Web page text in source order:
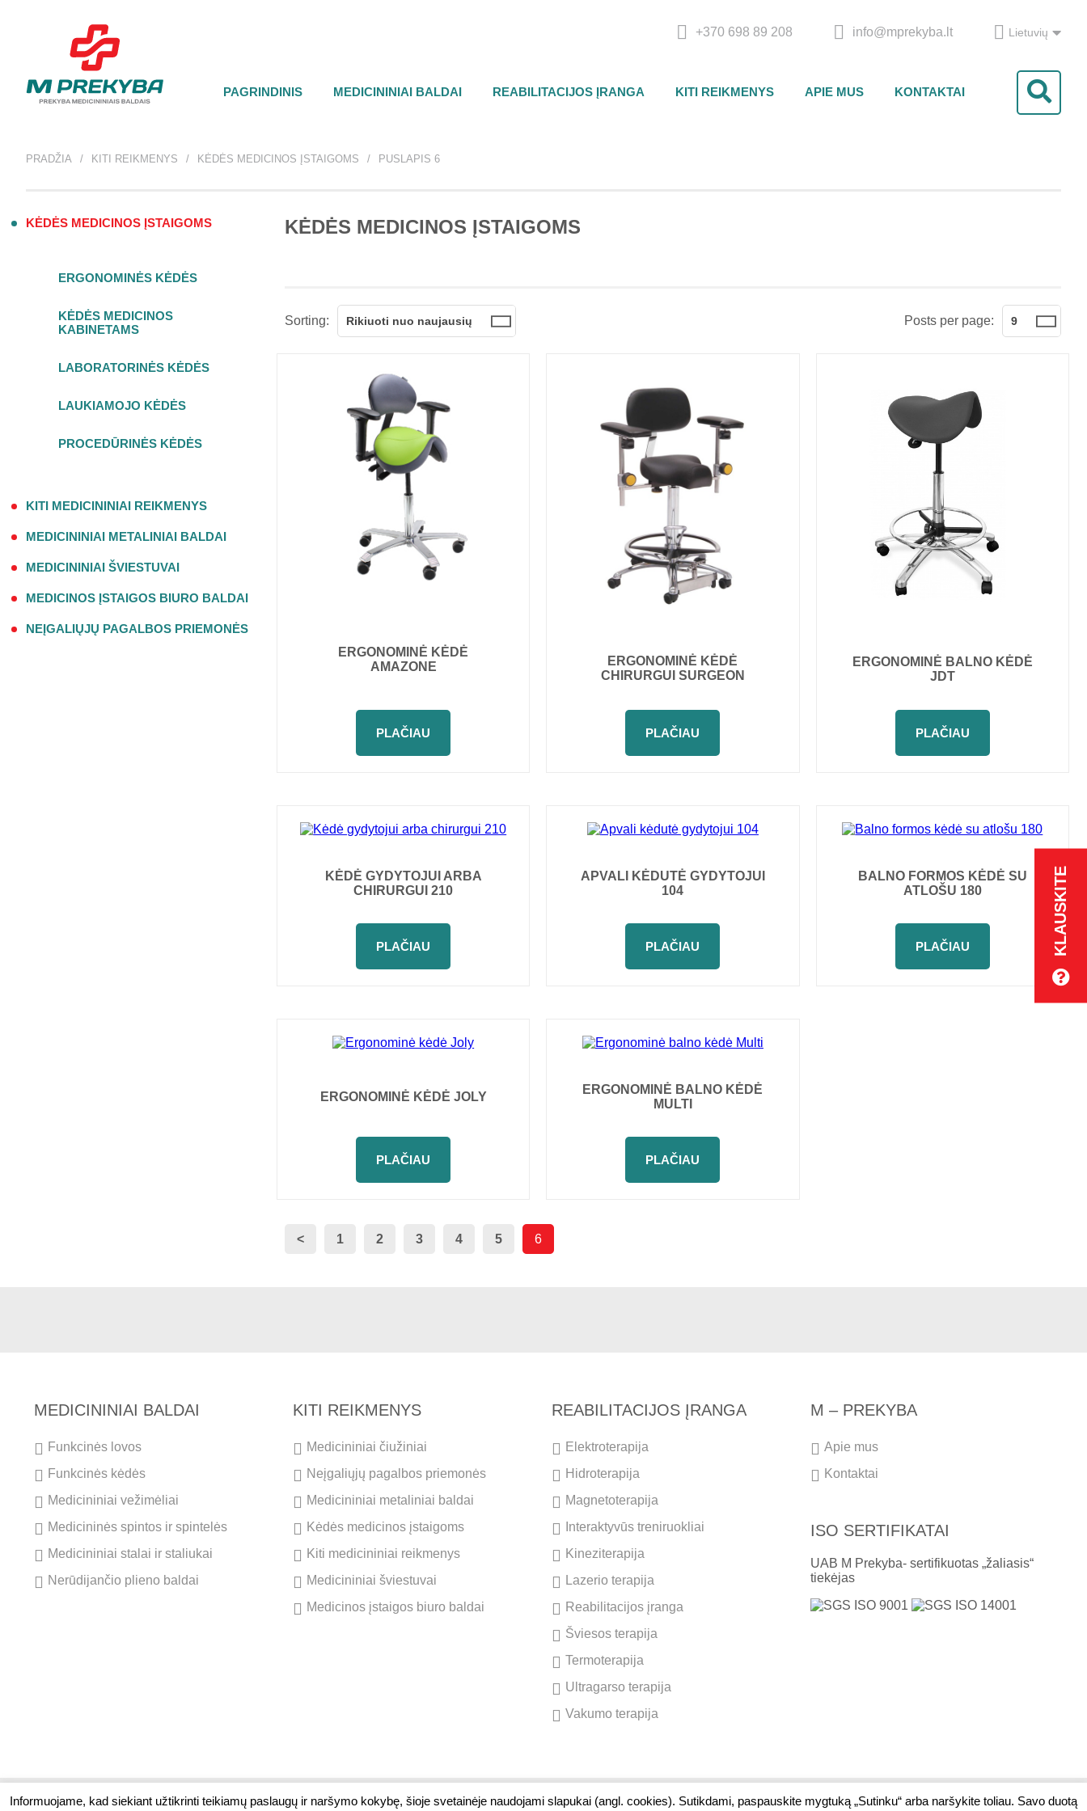
+370 698 89 208 info@mprekyba.lt Lietuvių
PAGRINDINIS MEDICININIAI BALDAI REABILITACIJOS ĮRANGA KITI REIKMENYS APIE MUS KONTAKTAI
KLAUSKITE
PRADŽIA KITI REIKMENYS KĖDĖS MEDICINOS ĮSTAIGOMS PUSLAPIS 6
KĖDĖS MEDICINOS ĮSTAIGOMS
ERGONOMINĖS KĖDĖS
KĖDĖS MEDICINOS
KABINETAMS
LABORATORINĖS KĖDĖS
LAUKIAMOJO KĖDĖS
PROCEDŪRINĖS KĖDĖS
KITI MEDICININIAI REIKMENYS
MEDICININIAI METALINIAI BALDAI
MEDICININIAI ŠVIESTUVAI
MEDICINOS ĮSTAIGOS BIURO BALDAI
NEĮGALIŲJŲ PAGALBOS PRIEMONĖS
KĖDĖS MEDICINOS ĮSTAIGOMS
Sorting: Rikiuoti nuo naujausių Posts per page: 9
ERGONOMINĖ KĖDĖ
AMAZONE
PLAČIAU
ERGONOMINĖ KĖDĖ
CHIRURGUI SURGEON
PLAČIAU
ERGONOMINĖ BALNO KĖDĖ
JDT
PLAČIAU
KĖDĖ GYDYTOJUI ARBA
CHIRURGUI 210
PLAČIAU
APVALI KĖDUTĖ GYDYTOJUI
104
PLAČIAU
BALNO FORMOS KĖDĖ SU
ATLOŠU 180
PLAČIAU
ERGONOMINĖ KĖDĖ JOLY
PLAČIAU
ERGONOMINĖ BALNO KĖDĖ
MULTI
PLAČIAU
< 1 2 3 4 5 6
MEDICININIAI BALDAI
Funkcinės lovos
Funkcinės kėdės
Medicininiai vežimėliai
Medicininės spintos ir spintelės
Medicininiai stalai ir staliukai
Nerūdijančio plieno baldai
KITI REIKMENYS
Medicininiai čiužiniai
Neįgaliųjų pagalbos priemonės
Medicininiai metaliniai baldai
Kėdės medicinos įstaigoms
Kiti medicininiai reikmenys
Medicininiai šviestuvai
Medicinos įstaigos biuro baldai
REABILITACIJOS ĮRANGA
Elektroterapija
Hidroterapija
Magnetoterapija
Interaktyvūs treniruokliai
Kineziterapija
Lazerio terapija
Reabilitacijos įranga
Šviesos terapija
Termoterapija
Ultragarso terapija
Vakumo terapija
M – PREKYBA
Apie mus
Kontaktai
ISO SERTIFIKATAI
UAB M Prekyba- sertifikuotas „žaliasis“
tiekėjas
Informuojame, kad siekiant užtikrinti teikiamų paslaugų ir naršymo kokybę, šioje svetainėje naudojami slapukai (angl. cookies). Sutikdami, paspauskite mygtuką „Sutinku“ arba naršykite toliau. Savo duotą